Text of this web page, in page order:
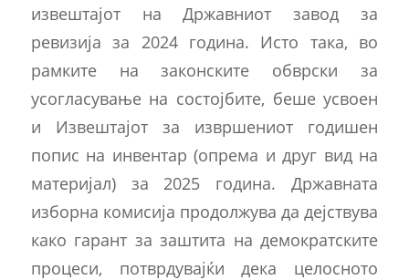
извештајот на Државниот завод за
ревизија за 2024 година. Исто така, во
рамките на законските обврски за
усогласување на состојбите, беше усвоен
и Извештајот за извршениот годишен
попис на инвентар (опрема и друг вид на
материјал) за 2025 година. Државната
изборна комисија продолжува да дејствува
како гарант за заштита на демократските
процеси, потврдувајќи дека целосното